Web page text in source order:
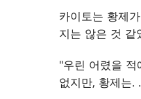
카이토는 황제
지는 않은 것 같
"우린 어렸을
없지만, 황제는.